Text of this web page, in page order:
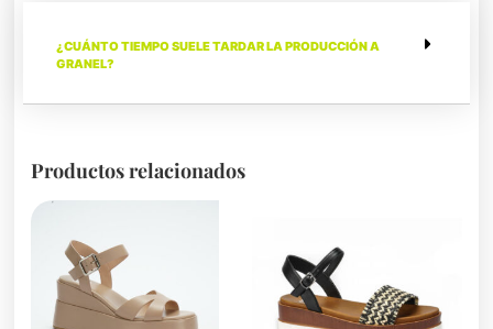
¿CUÁNTO TIEMPO SUELE TARDAR LA PRODUCCIÓN A
GRANEL?
Productos relacionados